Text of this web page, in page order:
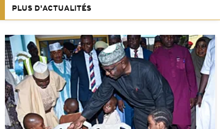
PLUS D'ACTUALITÉS